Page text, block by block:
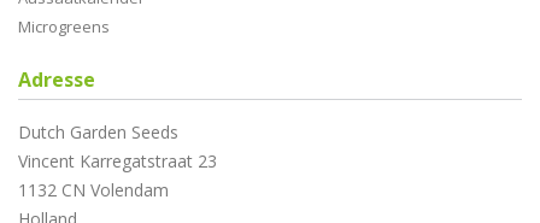
Microgreens
Adresse
Dutch Garden Seeds
Vincent Karregatstraat 23
1132 CN Volendam